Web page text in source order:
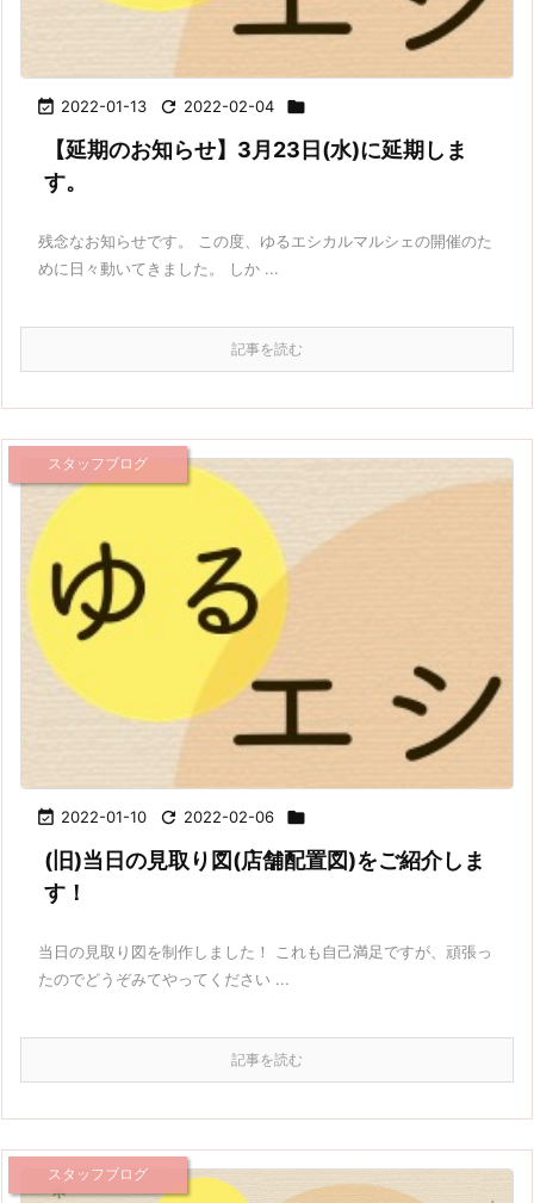
 2022-01-13  2022-02-04 
【延期のお知らせ】3月23日(水)に延期しま
す。
残念なお知らせです。 この度、ゆるエシカルマルシェの開催のた
めに日々動いてきました。 しか ...
記事を読む
 2022-01-10  2022-02-06 
スタッフブログ
(旧)当日の見取り図(店舗配置図)をご紹介しま
す！
当日の見取り図を制作しました！ これも自己満足ですが、頑張っ
たのでどうぞみてやってください ...
記事を読む
スタッフブログ